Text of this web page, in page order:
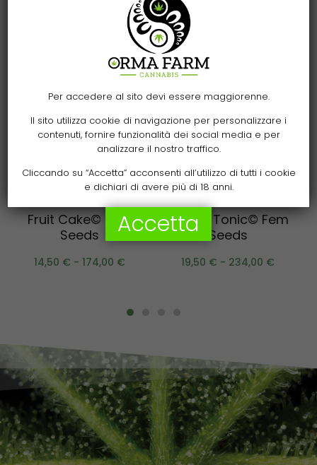
Scegli
Fruit Cake© Fem
Seeds
14,50 € - 174,00 €
Scegli
Terp & Tonic© Fem
Seeds
19,50 € - 234,00 €
Per accedere al sito devi essere maggiorenne.
Il sito utilizza cookie di navigazione per personalizzare i
contenuti, fornire funzionalità dei social media e per
analizzare il nostro traffico.
Cliccando su “Accetta” acconsenti all’utilizzo di tutti i cookie
e dichiari di avere più di 18 anni.
Accetta